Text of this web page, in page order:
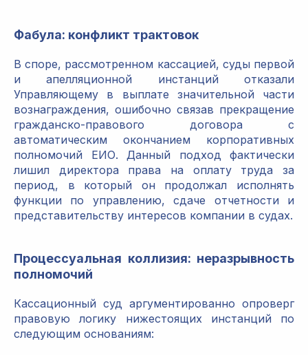
Фабула: конфликт трактовок
В споре, рассмотренном кассацией, суды первой
и апелляционной инстанций отказали
Управляющему в выплате значительной части
вознаграждения, ошибочно связав прекращение
гражданско-правового договора с
автоматическим окончанием корпоративных
полномочий ЕИО. Данный подход фактически
лишил директора права на оплату труда за
период, в который он продолжал исполнять
функции по управлению, сдаче отчетности и
представительству интересов компании в судах.
Процессуальная коллизия: неразрывность
полномочий
Кассационный суд аргументированно опроверг
правовую логику нижестоящих инстанций по
следующим основаниям: